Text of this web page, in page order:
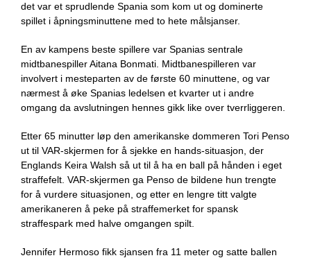
det var et sprudlende Spania som kom ut og dominerte
spillet i åpningsminuttene med to hete målsjanser.
En av kampens beste spillere var Spanias sentrale
midtbanespiller Aitana Bonmati. Midtbanespilleren var
involvert i mesteparten av de første 60 minuttene, og var
nærmest å øke Spanias ledelsen et kvarter ut i andre
omgang da avslutningen hennes gikk like over tverrliggeren.
Etter 65 minutter løp den amerikanske dommeren Tori Penso
ut til VAR-skjermen for å sjekke en hands-situasjon, der
Englands Keira Walsh så ut til å ha en ball på hånden i eget
straffefelt. VAR-skjermen ga Penso de bildene hun trengte
for å vurdere situasjonen, og etter en lengre titt valgte
amerikaneren å peke på straffemerket for spansk
straffespark med halve omgangen spilt.
Jennifer Hermoso fikk sjansen fra 11 meter og satte ballen